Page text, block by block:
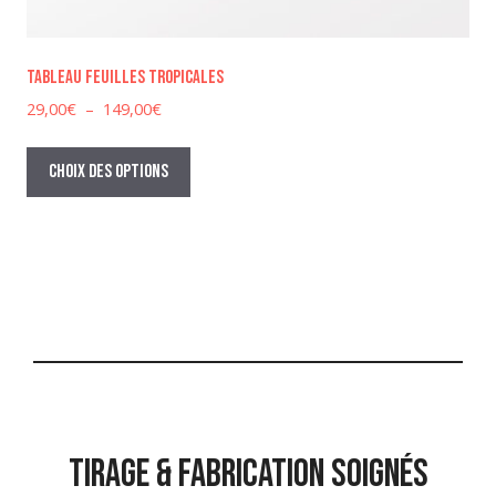
Tableau feuilles tropicales
29,00€ – 149,00€Plage
prix :
29,00€
à
Choix des options
Ce
a
être
page
TIRAGE & FABRICATION SOIGNÉS